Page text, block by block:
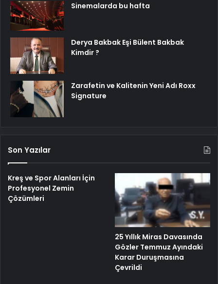
Sinemalarda bu hafta
Derya Bakbak Eşi Bülent Bakbak
Kimdir ?
Zarafetin ve Kalitenin Yeni Adı Roxx
Signature
Son Yazılar
Kreş ve Spor Alanları İçin
Profesyonel Zemin
Çözümleri
25 Yıllık Miras Davasında
Gözler Temmuz Ayındaki
Karar Duruşmasına
Çevrildi